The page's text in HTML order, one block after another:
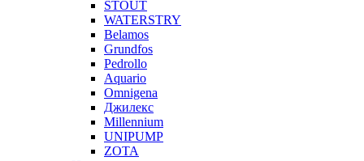
STOUT
WATERSTRY
Belamos
Grundfos
Pedrollo
Aquario
Omnigena
Джилекс
Millennium
UNIPUMP
ZOTA